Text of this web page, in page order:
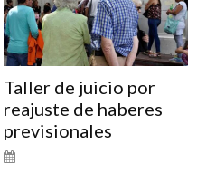
Taller de juicio por
reajuste de haberes
previsionales